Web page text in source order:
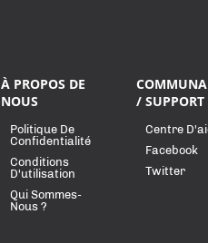
À PROPOS DE
NOUS
Politique De
Confidentialité
Conditions
D'utilisation
Qui Sommes-
Nous ?
/ SUPPORT
Centre
Facebook
Twitter